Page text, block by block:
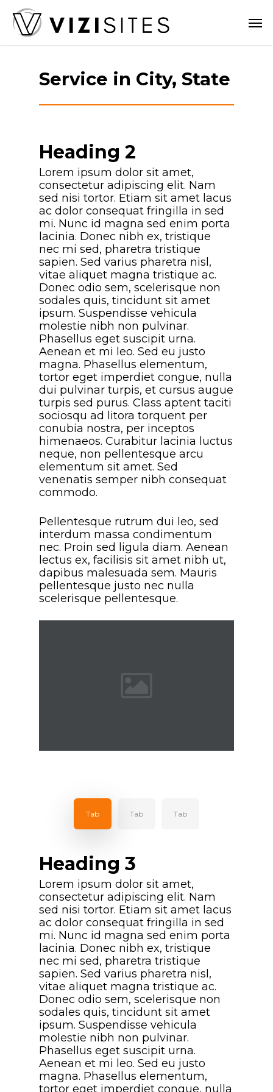
Skip
main
Service in City, State
Heading 2
Lorem ipsum dolor sit amet,
consectetur adipiscing elit. Nam
sed nisi tortor. Etiam sit amet lacus
ac dolor consequat fringilla in sed
mi. Nunc id magna sed enim porta
lacinia. Donec nibh ex, tristique
nec mi sed, pharetra tristique
sapien. Sed varius pharetra nisl,
vitae aliquet magna tristique ac.
Donec odio sem, scelerisque non
sodales quis, tincidunt sit amet
ipsum. Suspendisse vehicula
molestie nibh non pulvinar.
Phasellus eget suscipit urna.
Aenean et mi leo. Sed eu justo
magna. Phasellus elementum,
tortor eget imperdiet congue, nulla
dui pulvinar turpis, et cursus augue
turpis sed purus. Class aptent taciti
sociosqu ad litora torquent per
conubia nostra, per inceptos
himenaeos. Curabitur lacinia luctus
neque, non pellentesque arcu
elementum sit amet. Sed
venenatis semper nibh consequat
commodo.
Pellentesque rutrum dui leo, sed
interdum massa condimentum
nec. Proin sed ligula diam. Aenean
lectus ex, facilisis sit amet nibh ut,
dapibus malesuada sem. Mauris
pellentesque justo nec nulla
scelerisque pellentesque.
Tab Tab Tab
Heading 3
Lorem ipsum dolor sit amet,
consectetur adipiscing elit. Nam
sed nisi tortor. Etiam sit amet lacus
ac dolor consequat fringilla in sed
mi. Nunc id magna sed enim porta
lacinia. Donec nibh ex, tristique
nec mi sed, pharetra tristique
sapien. Sed varius pharetra nisl,
vitae aliquet magna tristique ac.
Donec odio sem, scelerisque non
sodales quis, tincidunt sit amet
ipsum. Suspendisse vehicula
molestie nibh non pulvinar.
Phasellus eget suscipit urna.
Aenean et mi leo. Sed eu justo
magna. Phasellus elementum,
tortor eget imperdiet congue, nulla